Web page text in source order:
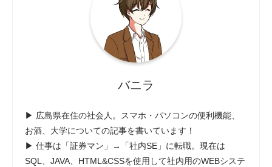
バニラ
▶ 広島県在住の社会人。スマホ・パソコンの便利機能、
お酒、大学についての記事を書いています！
▶ 仕事は「証券マン」→「社内SE」に転職。現在は
SQL、JAVA、HTML&CSSを使用して社内用のWEBシステ